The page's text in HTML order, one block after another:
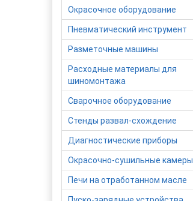
Окрасочное оборудование
Пневматический инструмент
Разметочные машины
Расходные материалы для
шиномонтажа
Сварочное оборудование
Стенды развал-схождение
Диагностические приборы
Окрасочно-сушильные камеры
Печи на отработанном масле